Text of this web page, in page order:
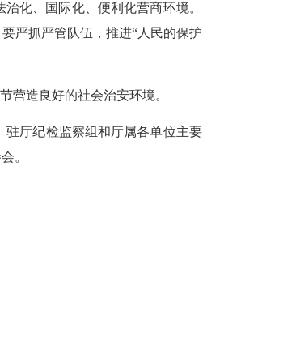
化、国际化、便利化营商环境。
严抓严管队伍，推进“人民的保护
造良好的社会治安环境。
厅纪检监察组和厅属各单位主要
。